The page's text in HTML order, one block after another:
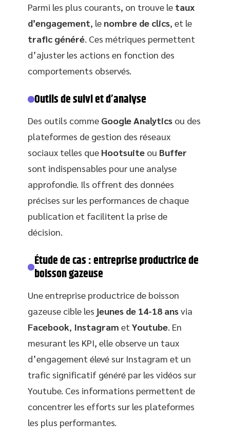
Parmi les plus courants, on trouve le taux
d’engagement, le nombre de clics, et le
trafic généré. Ces métriques permettent
d’ajuster les actions en fonction des
comportements observés.
Outils de suivi et d’analyse
Des outils comme Google Analytics ou des
plateformes de gestion des réseaux
sociaux telles que Hootsuite ou Buffer
sont indispensables pour une analyse
approfondie. Ils offrent des données
précises sur les performances de chaque
publication et facilitent la prise de
décision.
Étude de cas : entreprise productrice de
boisson gazeuse
Une entreprise productrice de boisson
gazeuse cible les jeunes de 14-18 ansvia
Facebook, Instagram et Youtube. En
mesurant les KPI, elle observe un taux
d’engagement élevé sur Instagram et un
trafic significatif généré par les vidéos sur
Youtube. Ces informations permettent de
concentrer les efforts sur les plateformes
les plus performantes.